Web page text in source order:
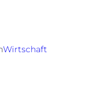
Wirtschaft